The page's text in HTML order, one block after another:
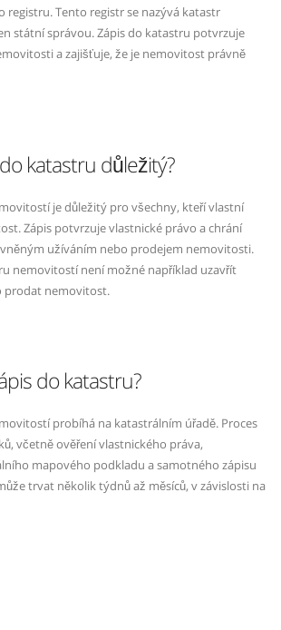
registru. Tento registr se nazývá katastr
státní správou. Zápis do katastru potvrzuje
a zajišťuje, že je nemovitost právně
katastru důležitý?
je důležitý pro všechny, kteří vlastní
Zápis potvrzuje vlastnické právo a chrání
užíváním nebo prodejem nemovitosti.
nemovitostí není možné například uzavřít
prodat nemovitost.
do katastru?
probíhá na katastrálním úřadě. Proces
včetně ověření vlastnického práva,
mapového podkladu a samotného zápisu
trvat několik týdnů až měsíců, v závislosti na